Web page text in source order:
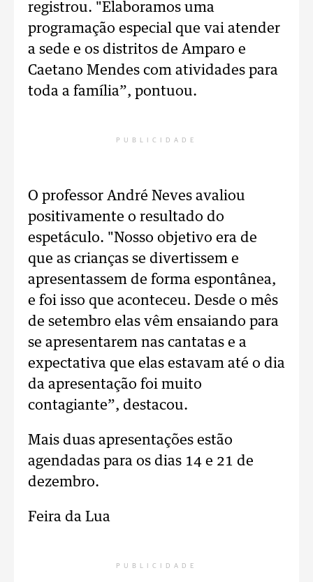
registrou. "Elaboramos uma
programação especial que vai atender
a sede e os distritos de Amparo e
Caetano Mendes com atividades para
toda a família”, pontuou.
PUBLICIDADE
O professor André Neves avaliou
positivamente o resultado do
espetáculo. "Nosso objetivo era de
que as crianças se divertissem e
apresentassem de forma espontânea,
e foi isso que aconteceu. Desde o mês
de setembro elas vêm ensaiando para
se apresentarem nas cantatas e a
expectativa que elas estavam até o dia
da apresentação foi muito
contagiante”, destacou.
Mais duas apresentações estão
agendadas para os dias 14 e 21 de
dezembro.
Feira da Lua
PUBLICIDADE